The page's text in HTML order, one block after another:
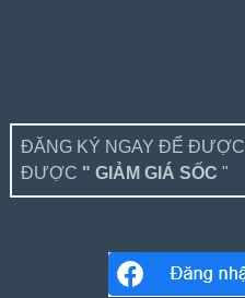
ĐĂNG KÝ NGAY ĐỂ ĐƯỢC
ĐƯỢC " GIẢM GIÁ SỐC "